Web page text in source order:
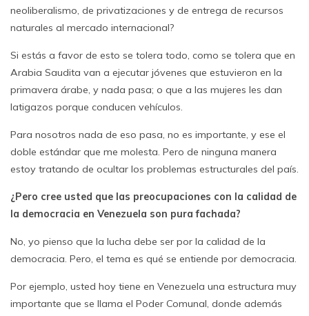
neoliberalismo, de privatizaciones y de entrega de recursos
naturales al mercado internacional?
Si estás a favor de esto se tolera todo, como se tolera que en
Arabia Saudita van a ejecutar jóvenes que estuvieron en la
primavera árabe, y nada pasa; o que a las mujeres les dan
latigazos porque conducen vehículos.
Para nosotros nada de eso pasa, no es importante, y ese el
doble estándar que me molesta. Pero de ninguna manera
estoy tratando de ocultar los problemas estructurales del país.
¿Pero cree usted que las preocupaciones con la calidad de
la democracia en Venezuela son pura fachada?
No, yo pienso que la lucha debe ser por la calidad de la
democracia. Pero, el tema es qué se entiende por democracia.
Por ejemplo, usted hoy tiene en Venezuela una estructura muy
importante que se llama el Poder Comunal, donde además